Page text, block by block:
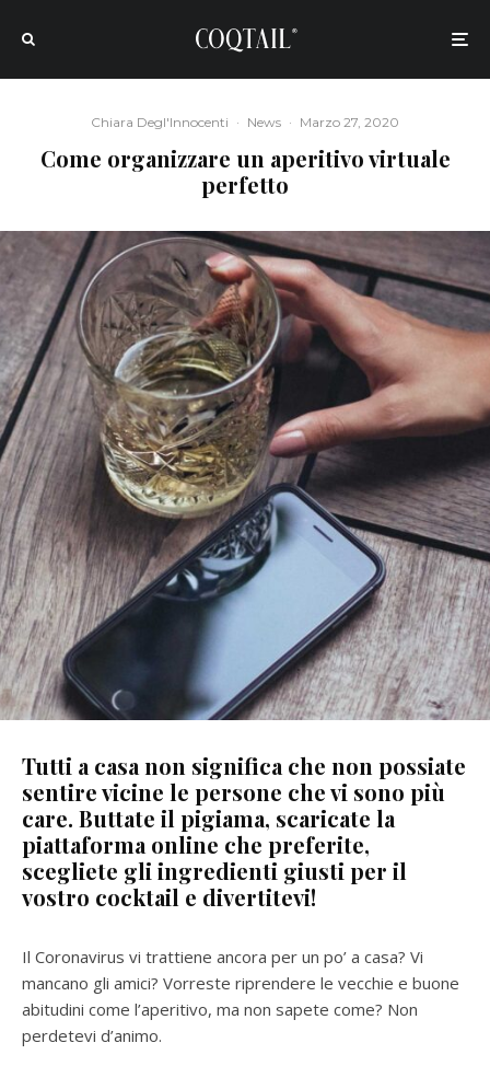
Chiara Degl'Innocenti · News · Marzo 27, 2020
Come organizzare un aperitivo virtuale
perfetto
Tutti a casa non significa che non possiate
sentire vicine le persone che vi sono più
care. Buttate il pigiama, scaricate la
piattaforma online che preferite,
scegliete gli ingredienti giusti per il
vostro cocktail e divertitevi!
Il Coronavirus vi trattiene ancora per un po’ a casa? Vi
mancano gli amici? Vorreste riprendere le vecchie e buone
abitudini come l’aperitivo, ma non sapete come? Non
perdetevi d’animo.